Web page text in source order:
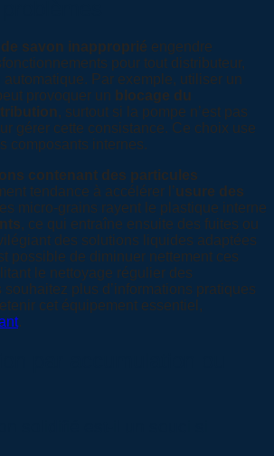
savon inapproprié engendre
pour tout distributeur,
automatique. Par exemple, utiliser un
provoquer un blocage du
, surtout si la pompe n’est pas
gérer cette consistance. Ce choix use
composants internes.
contenant des particules
tendance à accélérer l’usure des
micro-grains rayent le plastique interne
, ce qui entraîne ensuite des fuites ou
des solutions liquides adaptées
possible de diminuer nettement ces
le nettoyage régulier des
plus d’informations pratiques
cet équipement essentiel,
.